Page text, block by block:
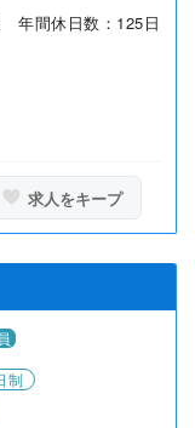
年間休日数：125日
求人をキープ
制